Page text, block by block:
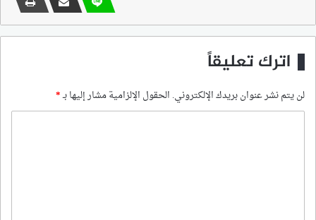
اترك تعليقاً
لن يتم نشر عنوان بريدك الإلكتروني. الحقول الإلزامية مشار إليها بـ*